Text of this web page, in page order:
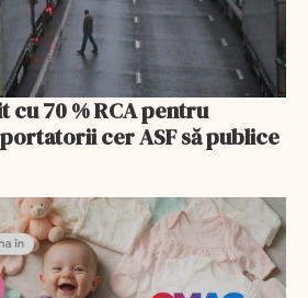
cu 70 % RCA pentru
cer ASF să publice